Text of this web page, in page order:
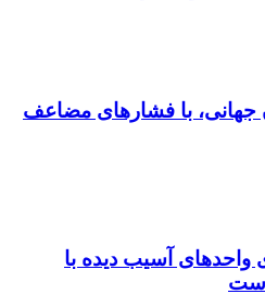
جهانی، با فشارهای مضاعف
واحدهای آسیب دیده با